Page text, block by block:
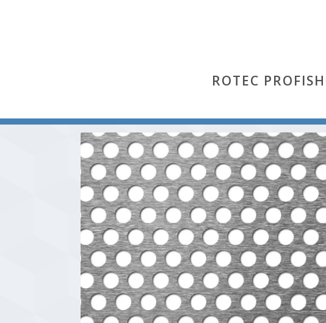
ROTEC
Start/Rv/ Rv 10-15 (Stahl)